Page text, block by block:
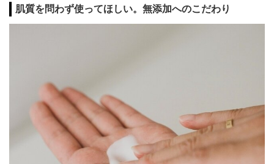
肌質を問わず使ってほしい。無添加へのこだわり